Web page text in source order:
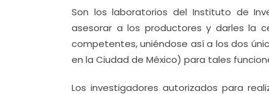
Son los laboratorios del Instituto de
asesorar a los productores y darles la
competentes, uniéndose así a los dos
en la Ciudad de México) para tales
Los investigadores autorizados para